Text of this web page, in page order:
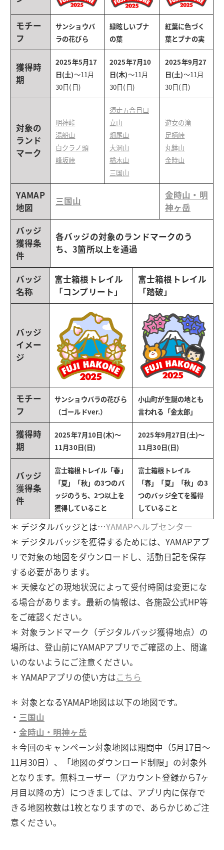
モチー
フ
サンショウバ
ラの花びら
緑眩しいブナ
の葉
紅葉に色づく
葉とブナの実
獲得時
期
2025年5月17
日(土)〜11月
30日(日)
2025年7月10
日(木)〜11月
30日(日)
2025年9月27
日(土)〜11月
30日(日)
対象の
ランド
マーク
明神峠
湯船山
白クラノ頭
峰坂峠
須走五合目口
立山
畑尾山
大洞山
楢木山
三国山
遊女の滝
足柄峠
丸鉢山
金時山
YAMAP
地図
三国山
金時山・明
神ヶ岳
バッジ
獲得条
件
各バッジの対象のランドマークのう
ち、3箇所以上を通過
バッジ
名称
富士箱根トレイル
「コンプリート」
富士箱根トレイル
「踏破」
バッジ
イメー
ジ
モチー
フ
サンショウバラの花びら
（ゴールドver.）
小山町が生誕の地とも
言われる「金太郎」
獲得時
期
2025年7月10日(木)〜
11月30日(日)
2025年9月27日(土)〜
11月30日(日)
バッジ
獲得条
件
富士箱根トレイル「春」
「夏」「秋」の3つのバ
ッジのうち、2つ以上を
獲得していること
富士箱根トレイル
「春」「夏」「秋」の3
つのバッジ全てを獲得
していること
＊ デジタルバッジとは…YAMAPヘルプセンター
＊ デジタルバッジを獲得するためには、YAMAPアプ
リで対象の地図をダウンロードし、活動日記を保存
する必要があります。
＊ 天候などの現地状況によって受付時間は変更にな
る場合があります。最新の情報は、各施設公式HP等
をご確認ください。
＊ 対象ランドマーク（デジタルバッジ獲得地点）の
場所は、登山前にYAMAPアプリでご確認の上、間違
いのないようにご注意ください。
＊ YAMAPアプリの使い方はこちら
＊ 対象となるYAMAP地図は以下の地図です。
・ 三国山
・ 金時山・明神ヶ岳
＊今回のキャンペーン対象地図は期間中（5月17日～
11月30日）、「地図のダウンロード制限」の対象外
となります。無料ユーザー（アカウント登録から7ヶ
月目以降の方）につきましては、アプリ内に保存で
きる地図枚数は1枚となりますので、あらかじめご注
意ください。